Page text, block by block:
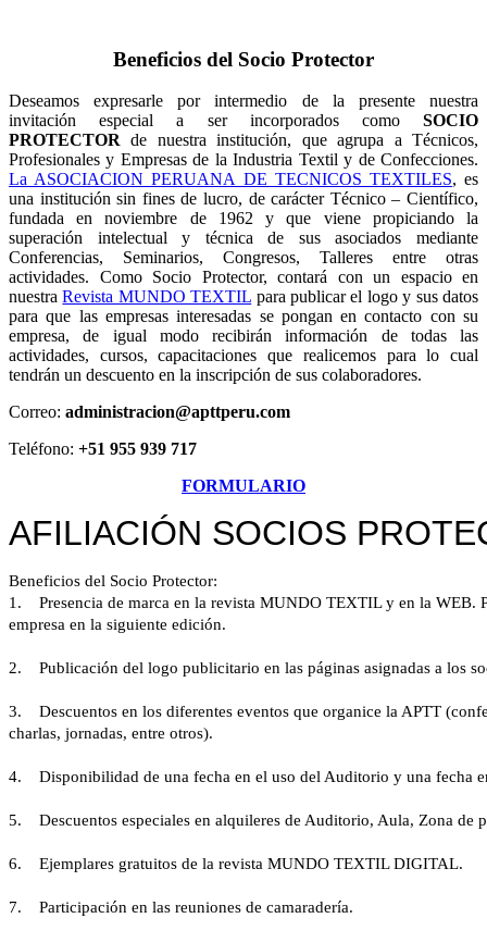
Beneficios del Socio Protector
Deseamos expresarle por intermedio de la presente nuestra
invitación especial a ser incorporados como SOCIO
PROTECTOR de nuestra institución, que agrupa a Técnicos,
Profesionales y Empresas de la Industria Textil y de Confecciones.
La ASOCIACION PERUANA DE TECNICOS TEXTILES, es
una institución sin fines de lucro, de carácter Técnico – Científico,
fundada en noviembre de 1962 y que viene propiciando la
superación intelectual y técnica de sus asociados mediante
Conferencias, Seminarios, Congresos, Talleres entre otras
actividades. Como Socio Protector, contará con un espacio en
nuestraRevista MUNDO TEXTIL para publicar el logo y sus datos
para que las empresas interesadas se pongan en contacto con su
empresa, de igual modo recibirán información de todas las
actividades, cursos, capacitaciones que realicemos para lo cual
tendrán un descuento en la inscripción de sus colaboradores.
Correo: administracion@apttperu.com
Teléfono: +51 955 939 717
FORMULARIO